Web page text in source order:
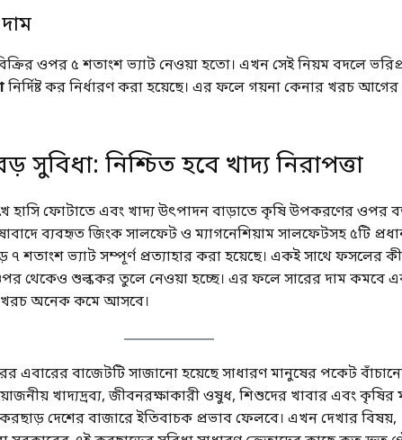
ওপর ৫ শতাংশ ভ্যাট নেওয়া হতো। এখন সেই নিয়ম বদলে
নির্দিষ্ট কর নির্ধারণ করা হয়েছে। এর ফলে গয়না কেনার খরচ আগের
সুবিধা: নিশ্চিত হবে খাদ্য নিরাপত্তা
হাসি ফোটাতে এবং খাদ্য উৎপাদন বাড়াতে কৃষি উপকরণের ওপর
ব্যবহৃত জিংক সালফেট ও ম্যাগনেশিয়াম সালফেটসহ ৫টি
৭ শতাংশ ভ্যাট সম্পূর্ণ প্রত্যাহার করা হয়েছে। একই সাথে ফসলের
থেকেও শুল্ককর তুলে নেওয়া হচ্ছে। এর ফলে সারের দাম কমবে
অনেক কমে আসবে।
এবারের বাজেটটি সাজানো হয়েছে সাধারণ মানুষের পকেট
খাদ্যদ্রব্য, জীবনরক্ষাকারী ওষুধ, শিশুদের খাবার এবং
দেশের বাজারে ইতিবাচক প্রভাব ফেলবে। এখন দেখার বিষয়,